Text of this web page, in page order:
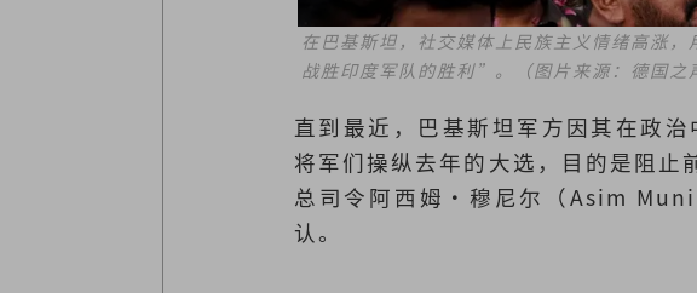
在巴基斯坦，社交媒体上民族主义情绪高涨
战胜印度军队的胜利”。（图片来源：德国之
直到最近，巴基斯坦军方因其在政
将军们操纵去年的大选，目的是阻
总司令阿西姆·穆尼尔（Asim
认。